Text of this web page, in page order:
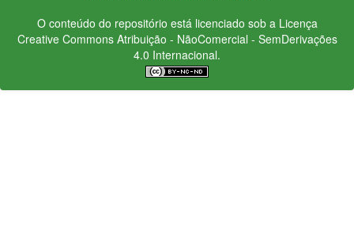
O conteúdo do repositório está licenciado sob a Licença
Creative CommonsAtribuição - NãoComercial - SemDerivações
4.0 Internacional.